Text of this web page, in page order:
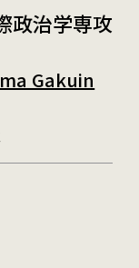
政治学専攻
Gakuin